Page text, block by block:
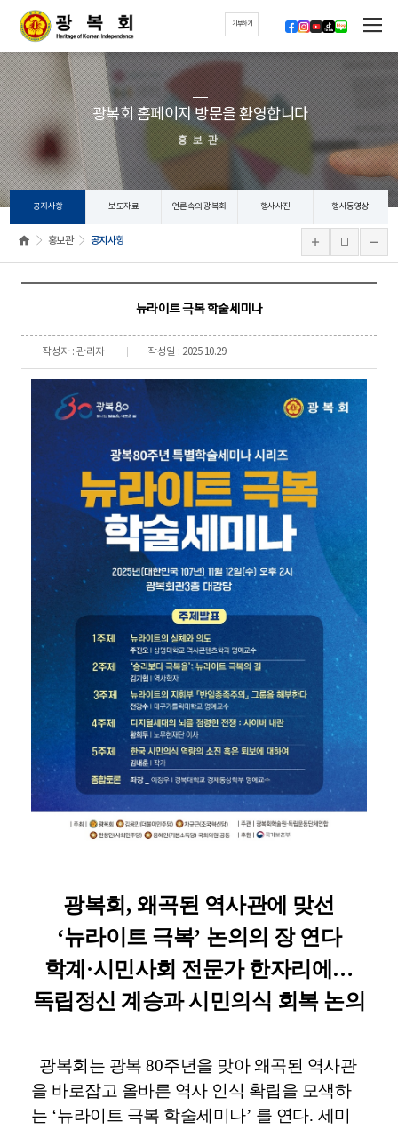
기부하기
광복회 홈페이지 방문을 환영합니다
홍보관
공지사항 보도자료 언론속의 광복회 행사사진 행사동영상
홍보관 공지사항
뉴라이트 극복 학술세미나
작성자 : 관리자 작성일 : 2025.10.29
광복회 , 왜곡된 역사관에 맞선
‘뉴라이트 극복’ 논의의 장 연다
학계 ·시민사회 전문가 한자리에 …
독립정신 계승과 시민의식 회복 논의
광복회는 광복80주년을 맞아 왜곡된 역사관
을 바로잡고 올바른 역사 인식 확립을 모색하
는 ‘뉴라이트 극복 학술세미나’ 를 연다. 세미